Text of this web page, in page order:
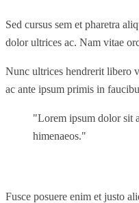
Sed cursus sem et pharetra
dolor ultrices ac. Nam vitae
Nunc ultrices hendrerit libero
ac ante ipsum primis in
Lorem ipsum dolor sit
himenaeos.
Fusce posuere enim et justo